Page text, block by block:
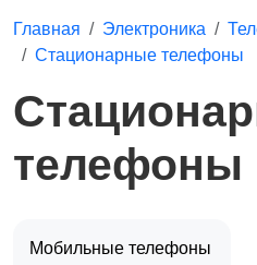
Главная Электроника
Стационарные телефоны
телефоны
Мобильные телефоны